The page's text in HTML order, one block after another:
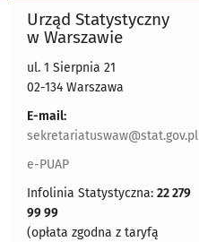
Urząd Statystyczny
w Warszawie
ul. 1 Sierpnia 21
02-134 Warszawa
E-mail:
sekretariatuswaw@stat.gov.pl
e-PUAP
Infolinia Statystyczna: 22 279
99 99
(opłata zgodna z taryfą